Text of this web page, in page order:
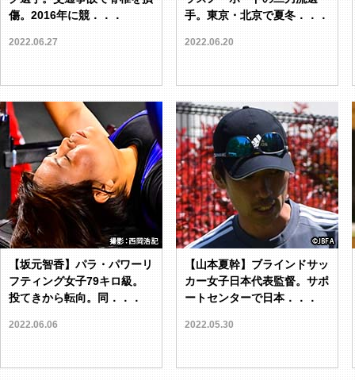
傷。2016年に競．．．
2022.06.27
手。東京・北京で夏冬．．．
2022.06.20
【坂元智香】パラ・パワーリ
フティング女子79キロ級。
投てきから転向。同．．．
2022.06.06
【山本夏幹】ブラインドサッ
カー女子日本代表監督。サポ
ートセンターで日本．．．
2022.05.30